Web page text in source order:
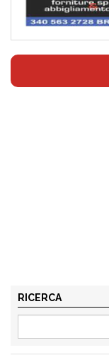
RICERCA